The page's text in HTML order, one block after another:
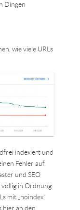
Dingen
wie viele URLs
indexiert und
Fehler auf.
und SEO
völlig in Ordnung
mit „noindex“
hier an den